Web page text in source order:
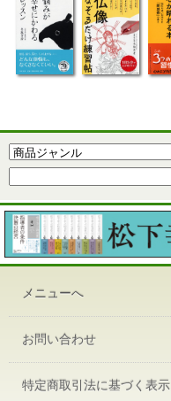
メニューへ
お問い合わせ
特定商取引法に基づく表示